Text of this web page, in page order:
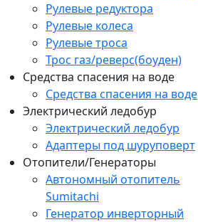
Рулевые редуктора
Рулевые колеса
Рулевые троса
Трос газ/реверс(боуден)
Средства спасения на воде
Средства спасения на воде
Электрический ледобур
Электрический ледобур
Адаптеры под шуруповерт
Отопители/Генераторы
Автономный отопитель
Sumitachi
Генератор инверторный